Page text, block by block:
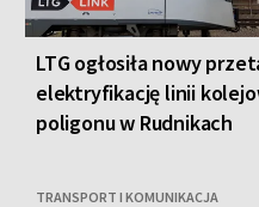
LTG ogłosiła nowy
elektryfikację linii
poligonu w Rudnikach
TRANSPORT I KOMUNIKACJA